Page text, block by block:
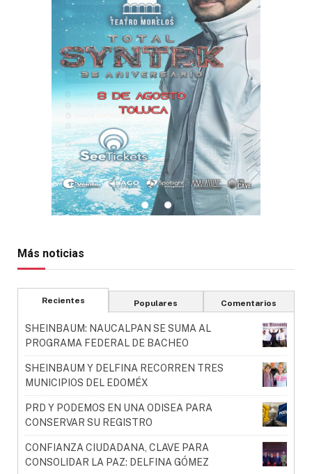
Más noticias
Recientes Populares Comentarios
SHEINBAUM: NAUCALPAN SE SUMA AL
PROGRAMA FEDERAL DE BACHEO
SHEINBAUM Y DELFINA RECORREN TRES
MUNICIPIOS DEL EDOMÉX
PRD Y PODEMOS EN UNA ODISEA PARA
CONSERVAR SU REGISTRO
CONFIANZA CIUDADANA, CLAVE PARA
CONSOLIDAR LA PAZ: DELFINA GÓMEZ